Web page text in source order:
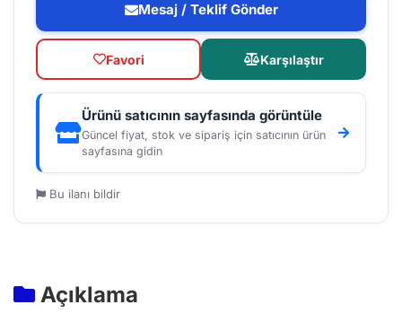
Mesaj / Teklif Gönder
Favori Karşılaştır
Ürünü satıcının sayfasında görüntüle
Güncel fiyat, stok ve sipariş için satıcının ürün
sayfasına gidin
Bu ilanı bildir
Açıklama